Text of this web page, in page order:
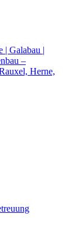
| Galabau |
–
Herne,